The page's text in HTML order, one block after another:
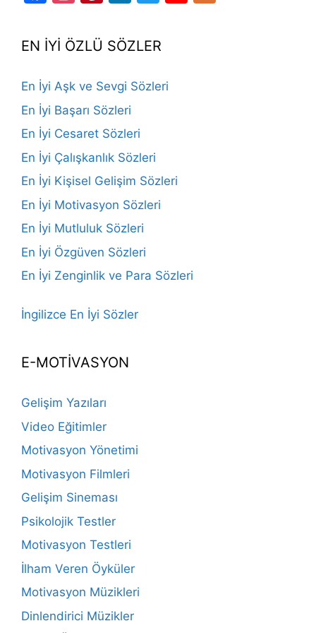
EN İYİ ÖZLÜ SÖZLER
En İyi Aşk ve Sevgi Sözleri
En İyi Başarı Sözleri
En İyi Cesaret Sözleri
En İyi Çalışkanlık Sözleri
En İyi Kişisel Gelişim Sözleri
En İyi Motivasyon Sözleri
En İyi Mutluluk Sözleri
En İyi Özgüven Sözleri
En İyi Zenginlik ve Para Sözleri
İngilizce En İyi Sözler
E-MOTİVASYON
Gelişim Yazıları
Video Eğitimler
Motivasyon Yönetimi
Motivasyon Filmleri
Gelişim Sineması
Psikolojik Testler
Motivasyon Testleri
İlham Veren Öyküler
Motivasyon Müzikleri
Dinlendirici Müzikler